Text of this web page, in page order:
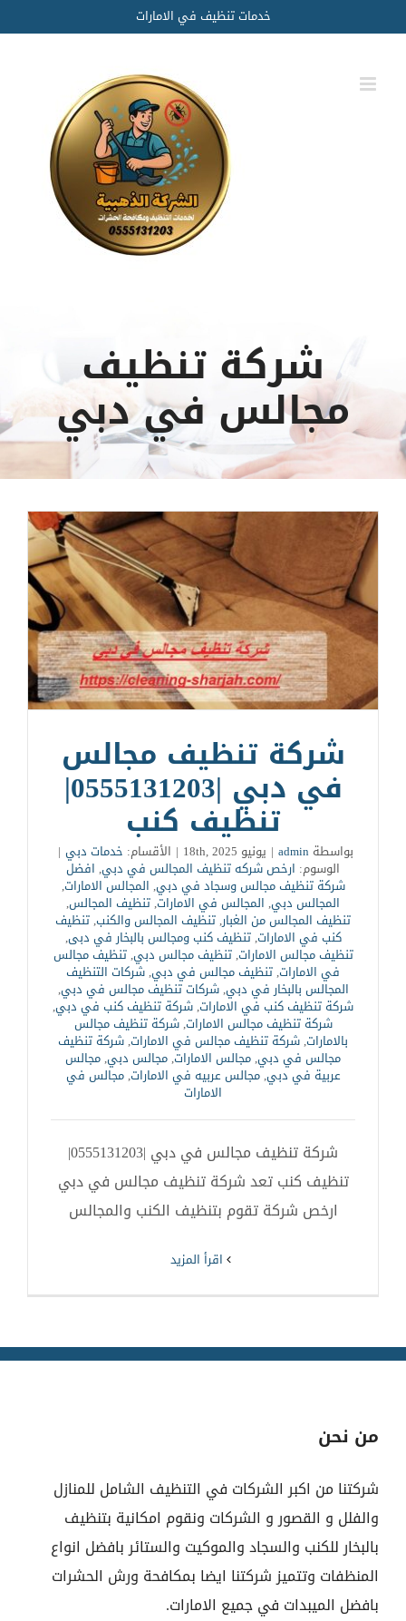
to
content
خدمات تنظيف في الامارات
شركة تنظيف
مجالس في دبي
شركة تنظيف مجالس
في دبي |0555131203|
تنظيف كنب
بواسطةadmin
| يونيو 18th, 2025 | الأقسام: خدمات دبي |
الوسوم: ارخص شركه تنظيف المجالس في دبي, افضل
شركة تنظيف مجالس وسجاد في دبي, المجالس الامارات,
المجالس دبي, المجالس في الامارات,تنظيف المجالس,
تنظيف المجالس من الغبار,تنظيف المجالس والكنب,تنظيف
كنب في الامارات,تنظيف كنب ومجالس بالبخار في دبى,
تنظيف مجالس الامارات,تنظيف مجالس دبي,تنظيف مجالس
في الامارات,تنظيف مجالس في دبي,شركات التنظيف
المجالس بالبخار في دبي,شركات تنظيف مجالس في دبي,
شركة تنظيف كنب في الامارات,شركة تنظيف كنب في دبي,
شركة تنظيف مجالس الامارات,شركة تنظيف مجالس
بالامارات,شركة تنظيف مجالس في الامارات,شركة تنظيف
مجالس في دبي,مجالس الامارات,مجالس دبي,مجالس
عربية في دبي,مجالس عربيه في الامارات,مجالس في
الامارات
شركة تنظيف مجالس في دبي |0555131203|
تنظيف كنب تعد شركة تنظيف مجالس في دبي
ارخص شركة تقوم بتنظيف الكنب والمجالس
من نحن
شركتنا من اكبر الشركات في التنظيف الشامل للمنازل
والفلل و القصور و الشركات ونقوم امكانية بتنظيف
بالبخار للكنب والسجاد والموكيت والستائر بافضل انواع
المنظفات وتتميز شركتنا ايضا بمكافحة ورش الحشرات
بافضل الميبدات في جميع الامارات.